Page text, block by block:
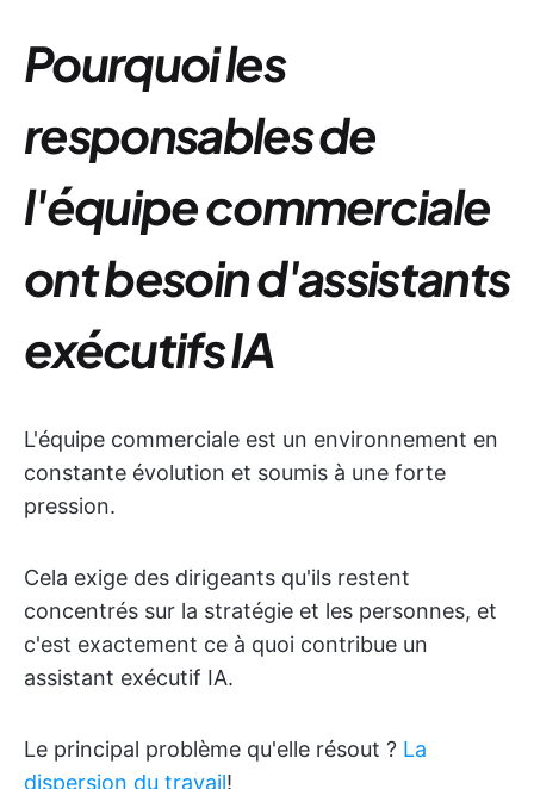
Pourquoi les
responsables de
l'équipe commerciale
ont besoin d'assistants
exécutifs IA
L'équipe commerciale est un environnement en
constante évolution et soumis à une forte
pression.
Cela exige des dirigeants qu'ils restent
concentrés sur la stratégie et les personnes, et
c'est exactement ce à quoi contribue un
assistant exécutif IA.
Le principal problème qu'elle résout ? La
dispersion du travail!